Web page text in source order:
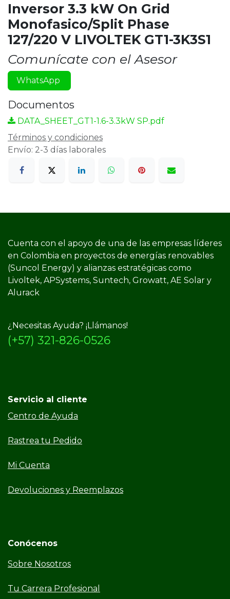
Inversor 3.3 kW On Grid
Monofasico/Split Phase
127/220 V LIVOLTEK GT1-3K3S1
Comunícate con el Asesor
WhatsApp
Documentos
DATA_SHEET_GT1-1.6-3.3kW SP.pdf
Términos y condiciones
Envío: 2-3 días laborales
Cuenta con el apoyo de una de las empresas líderes
en Colombia en proyectos de energías renovables
(Suncol Energy) y​ alianzas estratégicas como
Livoltek, APSystems, Suntech, Growatt, AE Solar y
Alurack
¿Necesitas Ayuda? ¡Llámanos!
(+57) 321-826-0526
Servicio al cliente
Centro de Ayuda
Rastrea tu Pedido
Mi Cuenta
Devoluciones y Reemplazos
Conócenos
Sobre Nosotros
Tu Carrera Profesional